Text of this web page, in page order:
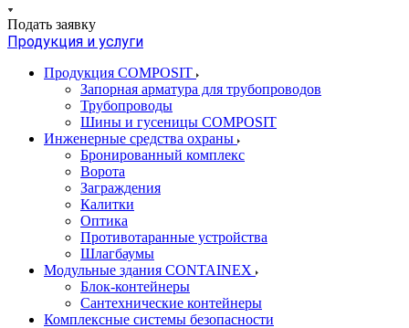
Подать заявку
Продукция и услуги
Продукция COMPOSIT
Запорная арматура для трубопроводов
Трубопроводы
Шины и гусеницы COMPOSIT
Инженерные средства охраны
Бронированный комплекс
Ворота
Заграждения
Калитки
Оптика
Противотаранные устройства
Шлагбаумы
Модульные здания CONTAINEX
Блок-контейнеры
Сантехнические контейнеры
Комплексные системы безопасности